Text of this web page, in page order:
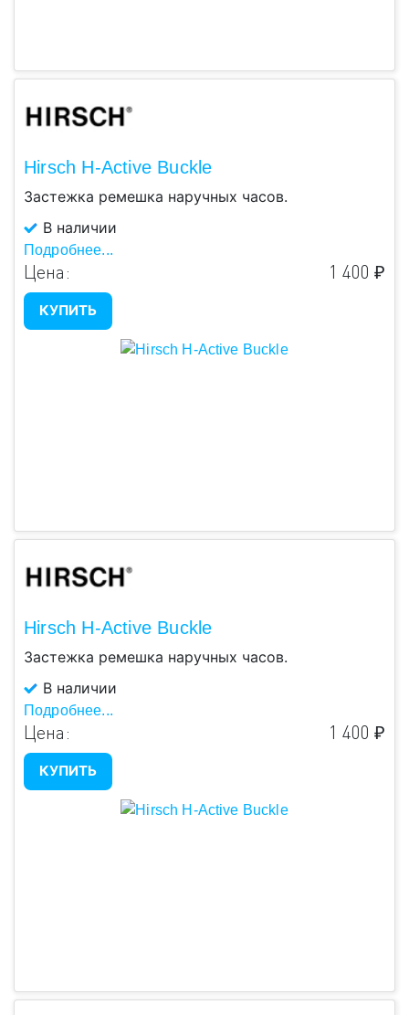
Hirsch H-Active Buckle
Застежка ремешка наручных часов.
В наличии
Подробнее...
Цена: 1 400 ₽
КУПИТЬ
Hirsch H-Active Buckle
Застежка ремешка наручных часов.
В наличии
Подробнее...
Цена: 1 400 ₽
КУПИТЬ